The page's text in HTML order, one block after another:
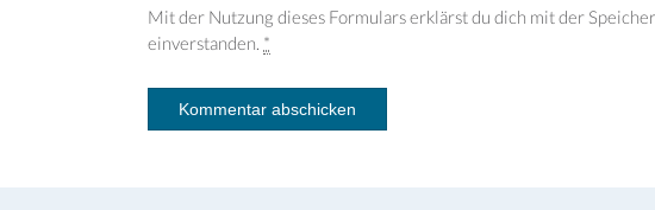
Mit der Nutzung dieses Formulars erklärst du dich mit der
einverstanden. *